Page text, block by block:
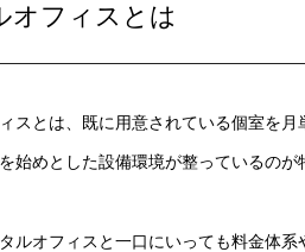
オフィスとは
スとは、既に用意されている個室を
始めとした設備環境が整っているのが
ルオフィスと一口にいっても料金体